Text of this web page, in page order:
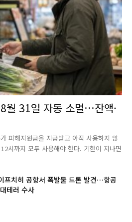
월 31일 자동 소멸…잔액·
피해지원금을 지급받고 아직 사용하지 않
시까지 모두 사용해야 한다. 기한이 지나면
프치히 공항서 폭발물 드론 발견…항공
테러 수사